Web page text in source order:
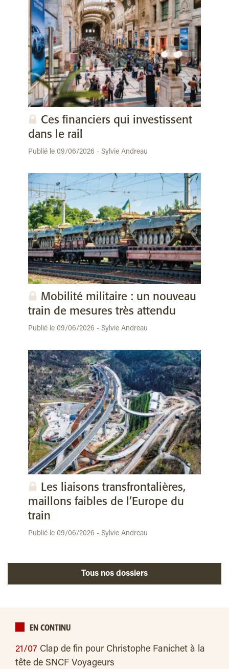
Ces financiers qui investissent
dans le rail
Publié le 09/06/2026 - Sylvie Andreau
Mobilité militaire : un nouveau
train de mesures très attendu
Publié le 09/06/2026 - Sylvie Andreau
Les liaisons transfrontalières,
maillons faibles de l’Europe du
train
Publié le 09/06/2026 - Sylvie Andreau
Tous nos dossiers
EN CONTINU
21/07 Clap de fin pour Christophe Fanichet à la
tête de SNCF Voyageurs